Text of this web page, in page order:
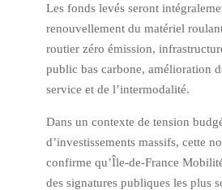
Les fonds levés seront
renouvellement du matériel
routier zéro émission,
public bas carbone, amélioration
service et de l’intermodalité.
Dans un contexte de tension
d’investissements massifs, cette
confirme qu’Île-de-France
des signatures publiques les plus